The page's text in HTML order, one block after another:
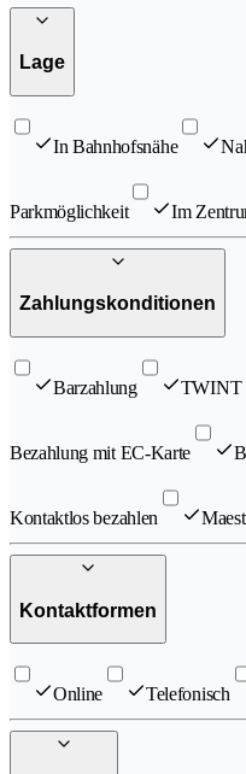
Lage
In Bahnhofsnähe
Parkmöglichkeit Im
Zahlungskonditionen
Barzahlung TWINT
Bezahlung mit EC-Karte
Kontaktlos bezahlen
Kontaktformen
Online Telefonisch